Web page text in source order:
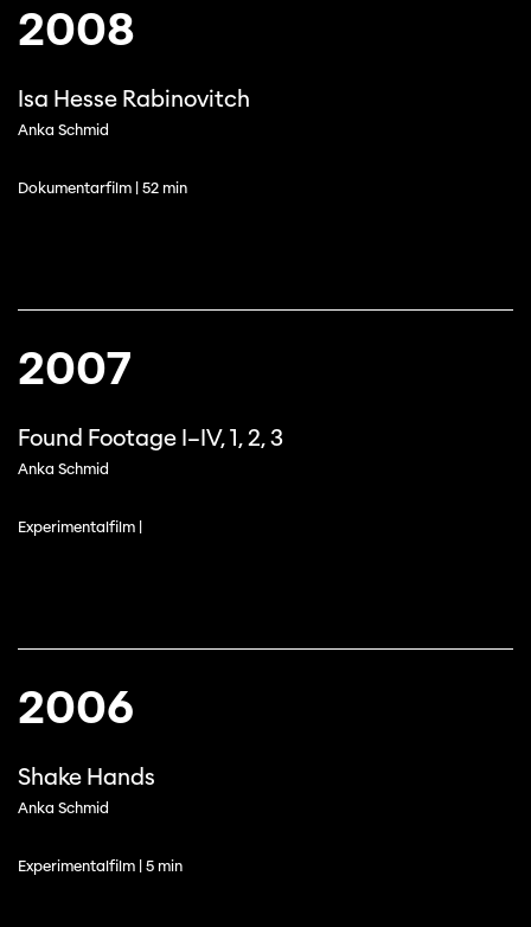
2008
Isa Hesse Rabinovitch
Anka Schmid
Dokumentarfilm | 52 min
2007
Found Footage I–IV, 1, 2, 3
Anka Schmid
Experimentalfilm |
2006
Shake Hands
Anka Schmid
Experimentalfilm | 5 min